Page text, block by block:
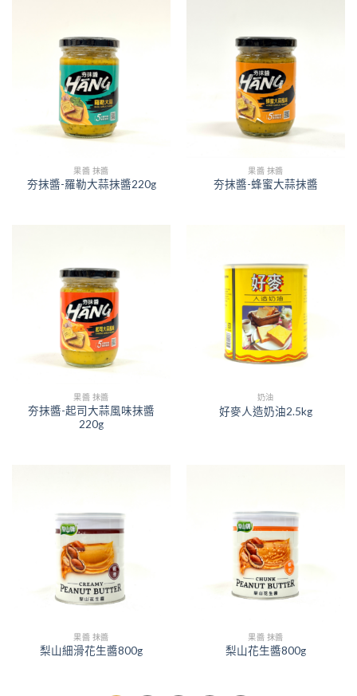
果醬 抹醬
夯抹醬-羅勒大蒜抹醬220g
果醬 抹醬
夯抹醬-蜂蜜大蒜抹醬
果醬 抹醬
夯抹醬-起司大蒜風味抹醬
220g
奶油
好麥人造奶油2.5kg
果醬 抹醬
梨山細滑花生醬800g
果醬 抹醬
梨山花生醬800g